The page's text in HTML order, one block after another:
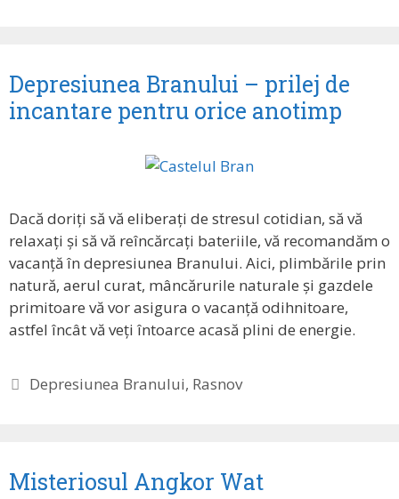
Depresiunea Branului – prilej de
incantare pentru orice anotimp
Dacă doriți să vă eliberați de stresul cotidian, să vă
relaxați și să vă reîncărcați bateriile, vă recomandăm o
vacanță în depresiunea Branului. Aici, plimbările prin
natură, aerul curat, mâncărurile naturale și gazdele
primitoare vă vor asigura o vacanță odihnitoare,
astfel încât vă veți întoarce acasă plini de energie.
Etichete
Depresiunea Branului, Rasnov
Misteriosul Angkor Wat